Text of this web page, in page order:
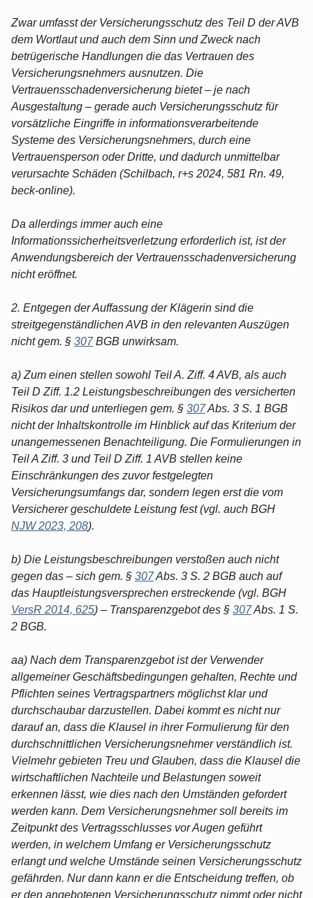
Zwar umfasst der Versicherungsschutz des Teil D der AVB
dem Wortlaut und auch dem Sinn und Zweck nach
betrügerische Handlungen die das Vertrauen des
Versicherungsnehmers ausnutzen. Die
Vertrauensschadenversicherung bietet – je nach
Ausgestaltung – gerade auch Versicherungsschutz für
vorsätzliche Eingriffe in informationsverarbeitende
Systeme des Versicherungsnehmers, durch eine
Vertrauensperson oder Dritte, und dadurch unmittelbar
verursachte Schäden (Schilbach, r+s 2024, 581 Rn. 49,
beck-online).
Da allerdings immer auch eine
Informationssicherheitsverletzung erforderlich ist, ist der
Anwendungsbereich der Vertrauensschadenversicherung
nicht eröffnet.
2. Entgegen der Auffassung der Klägerin sind die
streitgegenständlichen AVB in den relevanten Auszügen
nicht gem. § 307BGB unwirksam.
a) Zum einen stellen sowohl Teil A. Ziff. 4 AVB, als auch
Teil D Ziff. 1.2 Leistungsbeschreibungen des versicherten
Risikos dar und unterliegen gem. § 307Abs. 3 S. 1 BGB
nicht der Inhaltskontrolle im Hinblick auf das Kriterium der
unangemessenen Benachteiligung. Die Formulierungen in
Teil A Ziff. 3 und Teil D Ziff. 1 AVB stellen keine
Einschränkungen des zuvor festgelegten
Versicherungsumfangs dar, sondern legen erst die vom
Versicherer geschuldete Leistung fest (vgl. auch BGH
NJW 2023, 208).
b) Die Leistungsbeschreibungen verstoßen auch nicht
gegen das – sich gem. § 307Abs. 3 S. 2 BGB auch auf
das Hauptleistungsversprechen erstreckende (vgl. BGH
VersR 2014, 625) – Transparenzgebot des § 307Abs. 1 S.
2 BGB.
aa) Nach dem Transparenzgebot ist der Verwender
allgemeiner Geschäftsbedingungen gehalten, Rechte und
Pflichten seines Vertragspartners möglichst klar und
durchschaubar darzustellen. Dabei kommt es nicht nur
darauf an, dass die Klausel in ihrer Formulierung für den
durchschnittlichen Versicherungsnehmer verständlich ist.
Vielmehr gebieten Treu und Glauben, dass die Klausel die
wirtschaftlichen Nachteile und Belastungen soweit
erkennen lässt, wie dies nach den Umständen gefordert
werden kann. Dem Versicherungsnehmer soll bereits im
Zeitpunkt des Vertragsschlusses vor Augen geführt
werden, in welchem Umfang er Versicherungsschutz
erlangt und welche Umstände seinen Versicherungsschutz
gefährden. Nur dann kann er die Entscheidung treffen, ob
er den angebotenen Versicherungsschutz nimmt oder nicht